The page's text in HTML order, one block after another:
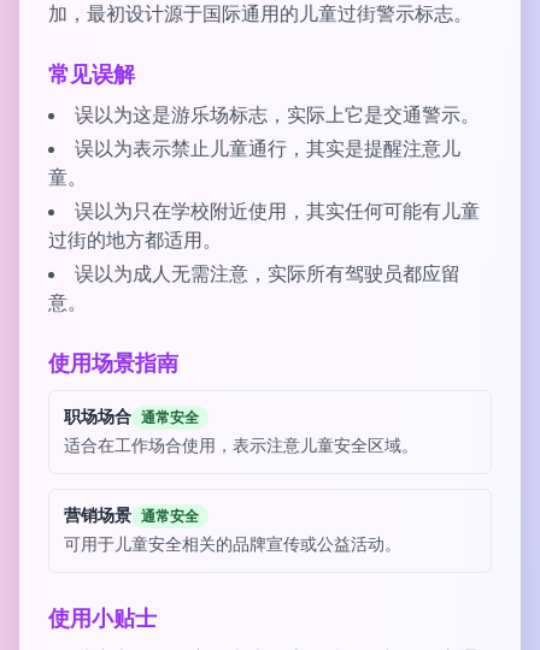
加，最初设计源于国际通用的儿童过街警示标志。
常见误解
误以为这是游乐场标志，实际上它是交通警示。
误以为表示禁止儿童通行，其实是提醒注意儿
童。
误以为只在学校附近使用，其实任何可能有儿童
过街的地方都适用。
误以为成人无需注意，实际所有驾驶员都应留
意。
使用场景指南
职场场合 通常安全
适合在工作场合使用，表示注意儿童安全区域。
营销场景 通常安全
可用于儿童安全相关的品牌宣传或公益活动。
使用小贴士